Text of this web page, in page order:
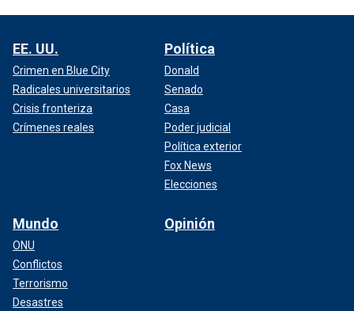
EE. UU.
Crimen en Blue City
Radicales universitarios
Crisis fronteriza
Crímenes reales
Política
Donald
Senado
Casa
Poder judicial
Política exterior
Fox News
Elecciones
Mundo
ONU
Conflictos
Terrorismo
Desastres
Opinión